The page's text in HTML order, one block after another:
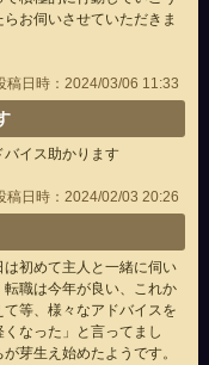
お伺いさせていただきま
稿日時：2024/03/06 11:33
バイス助かります
稿日時：2024/02/03 20:26
初めて主人と一緒に伺い
職は今年が良い、これか
等、様々なアドバイスを
なった」と言ってまし
芽生え始めたようです。